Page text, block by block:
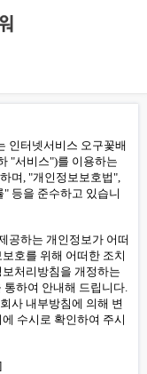
인터넷서비스 오구꽃배
"서비스")를 이용하는
며, "개인정보보호법",
등을 준수하고 있습니
공하는 개인정보가 어떠
호를 위해 어떠한 조치
처리방침을 개정하는
하여 안내해 드립니다.
사 내부방침에 의해 변
수시로 확인하여 주시